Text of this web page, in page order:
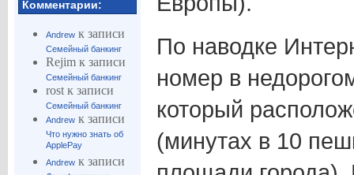
Комментарии:
Andrewк записи
Семейный банкинг
Rejimк записи
Семейный банкинг
rostк записи
Семейный банкинг
Andrewк записи
Что нужно знать об
ApplePay
Andrewк записи
По наводке
номер в
который
(минутах в 10